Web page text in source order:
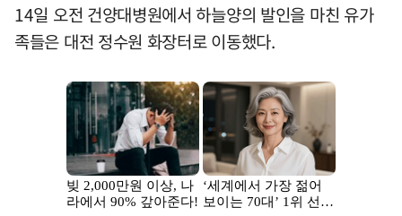
14일 오전 건양대병원에서 하늘양의 발인을 마친 유가
족들은 대전 정수원 화장터로 이동했다.